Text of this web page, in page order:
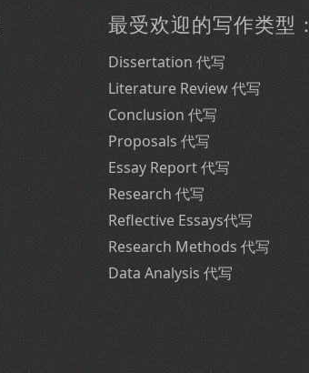
最受欢迎的写作类型：
Dissertation 代写
Literature Review 代写
Conclusion 代写
Proposals 代写
Essay Report 代写
Research 代写
Reflective Essays代写
Research Methods 代写
Data Analysis 代写